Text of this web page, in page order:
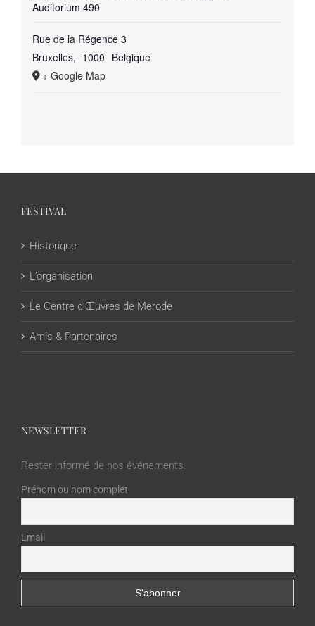
Auditorium 490
Rue de la Régence 3
Bruxelles, 1000 Belgique
+ Google Map
FESTIVAL
Historique
L’organisation
Le Centre d’Œuvres de Merode
Amis & Partenaires
NEWSLETTER
Rester informé de nos événements.
Prénom ou nom complet
Email